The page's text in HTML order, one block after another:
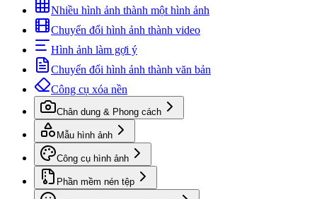
Nhiều hình ảnh thành một hình ảnh
Chuyển đổi hình ảnh thành video
Hình ảnh làm gợi ý
Chuyển đổi hình ảnh thành văn bản
Công cụ xóa nền
Chân dung & Phong cách
Mẫu hình ảnh
Công cụ hình ảnh
Phần mềm nén tệp